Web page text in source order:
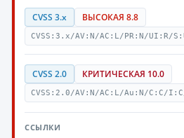
CVSS 3.x ВЫСОКАЯ 8.8
CVSS:3.x/AV:N/AC:L/PR:N/UI:R/
CVSS 2.0 КРИТИЧЕСКАЯ 10.0
CVSS:2.0/AV:N/AC:L/Au:N/C:C/
ССЫЛКИ